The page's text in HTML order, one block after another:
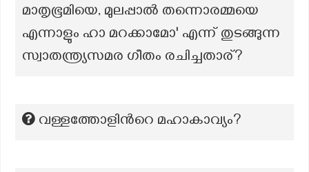
മാതൃഭൂമിയെ, മുലപ്പാൽ തന്നൊരമ്മയെ
എന്നാളും ഹാ മറക്കാമോ' എന്ന് തുടങ്ങുന്ന
സ്വാതന്ത്ര്യസമര ഗീതം രചിച്ചതാര്?
വള്ളത്തോളിന്‍റെ മഹാകാവ്യം?